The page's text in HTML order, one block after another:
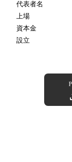
代表者名
上場
資本金
設立